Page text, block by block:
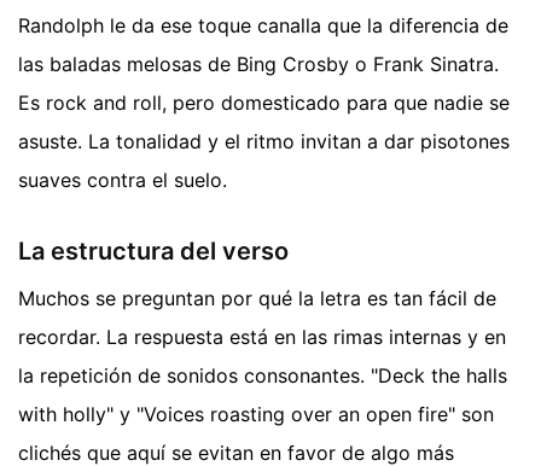
Randolph le da ese toque canalla que la diferencia de
las baladas melosas de Bing Crosby o Frank Sinatra.
Es rock and roll, pero domesticado para que nadie se
asuste. La tonalidad y el ritmo invitan a dar pisotones
suaves contra el suelo.
La estructura del verso
Muchos se preguntan por qué la letra es tan fácil de
recordar. La respuesta está en las rimas internas y en
la repetición de sonidos consonantes. "Deck the halls
with holly" y "Voices roasting over an open fire" son
clichés que aquí se evitan en favor de algo más